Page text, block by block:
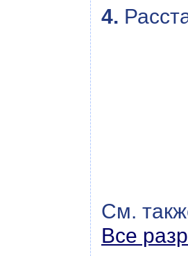
4.
См.
Все